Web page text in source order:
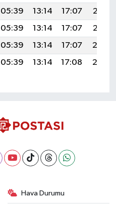
05:39 13:14 17:07
20:39
05:39 13:14 17:07
20:39
05:39 13:14 17:07
20:40
05:39 13:14 17:08 20:40
Hava Durumu